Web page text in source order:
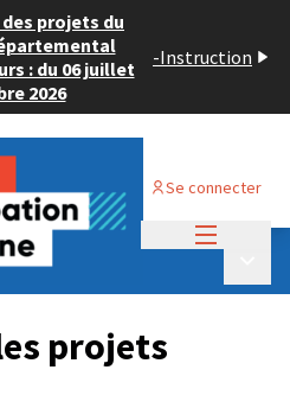
projets du
: du 06 juillet
2026
-Instruction
Se connecter
2024
projets